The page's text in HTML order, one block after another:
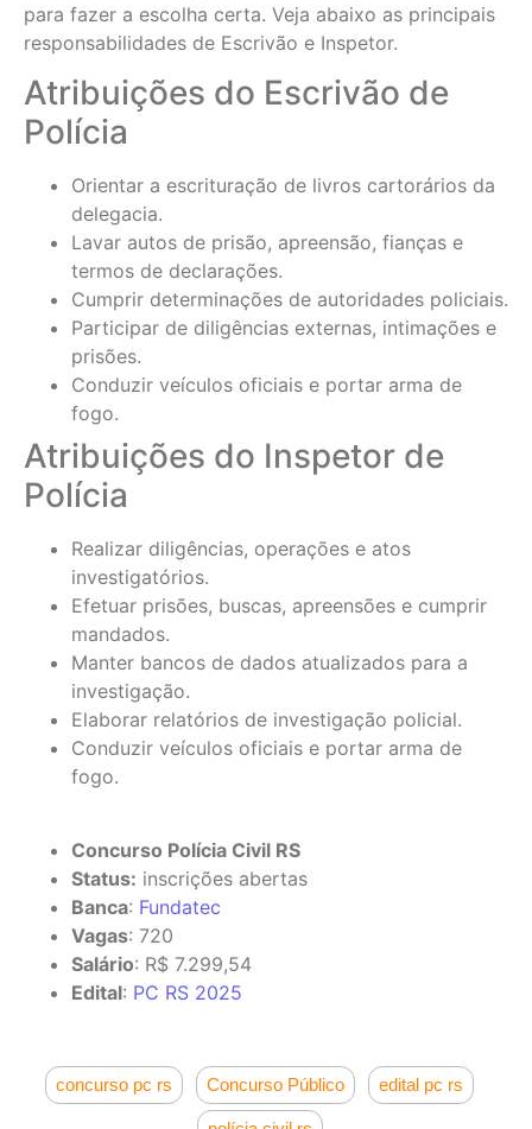
para fazer a escolha certa. Veja abaixo as principais
responsabilidades de Escrivão e Inspetor.
Atribuições do Escrivão de
Polícia
Orientar a escrituração de livros cartorários da
delegacia.
Lavar autos de prisão, apreensão, fianças e
termos de declarações.
Cumprir determinações de autoridades policiais.
Participar de diligências externas, intimações e
prisões.
Conduzir veículos oficiais e portar arma de
fogo.
Atribuições do Inspetor de
Polícia
Realizar diligências, operações e atos
investigatórios.
Efetuar prisões, buscas, apreensões e cumprir
mandados.
Manter bancos de dados atualizados para a
investigação.
Elaborar relatórios de investigação policial.
Conduzir veículos oficiais e portar arma de
fogo.
Concurso Polícia Civil RS
Status: inscrições abertas
Banca: Fundatec
Vagas: 720
Salário: R$ 7.299,54
Edital: PC RS 2025
concurso pc rs Concurso Público edital pc rs